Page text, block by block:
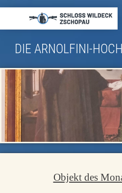
Direkt
Inhalt
DIE ARNOLFINI-
Objekt des